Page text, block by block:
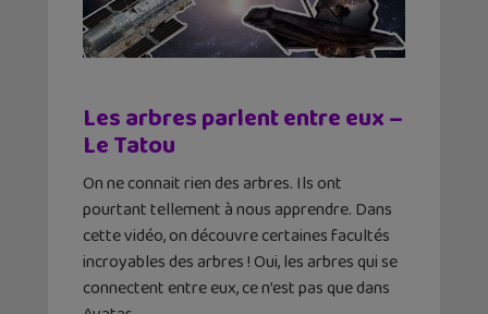
Les arbres parlent entre eux –
Le Tatou
On ne connait rien des arbres. Ils ont
pourtant tellement à nous apprendre. Dans
cette vidéo, on découvre certaines facultés
incroyables des arbres ! Oui, les arbres qui se
connectent entre eux, ce n’est pas que dans